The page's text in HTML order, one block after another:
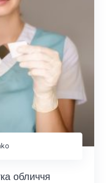
обличчя